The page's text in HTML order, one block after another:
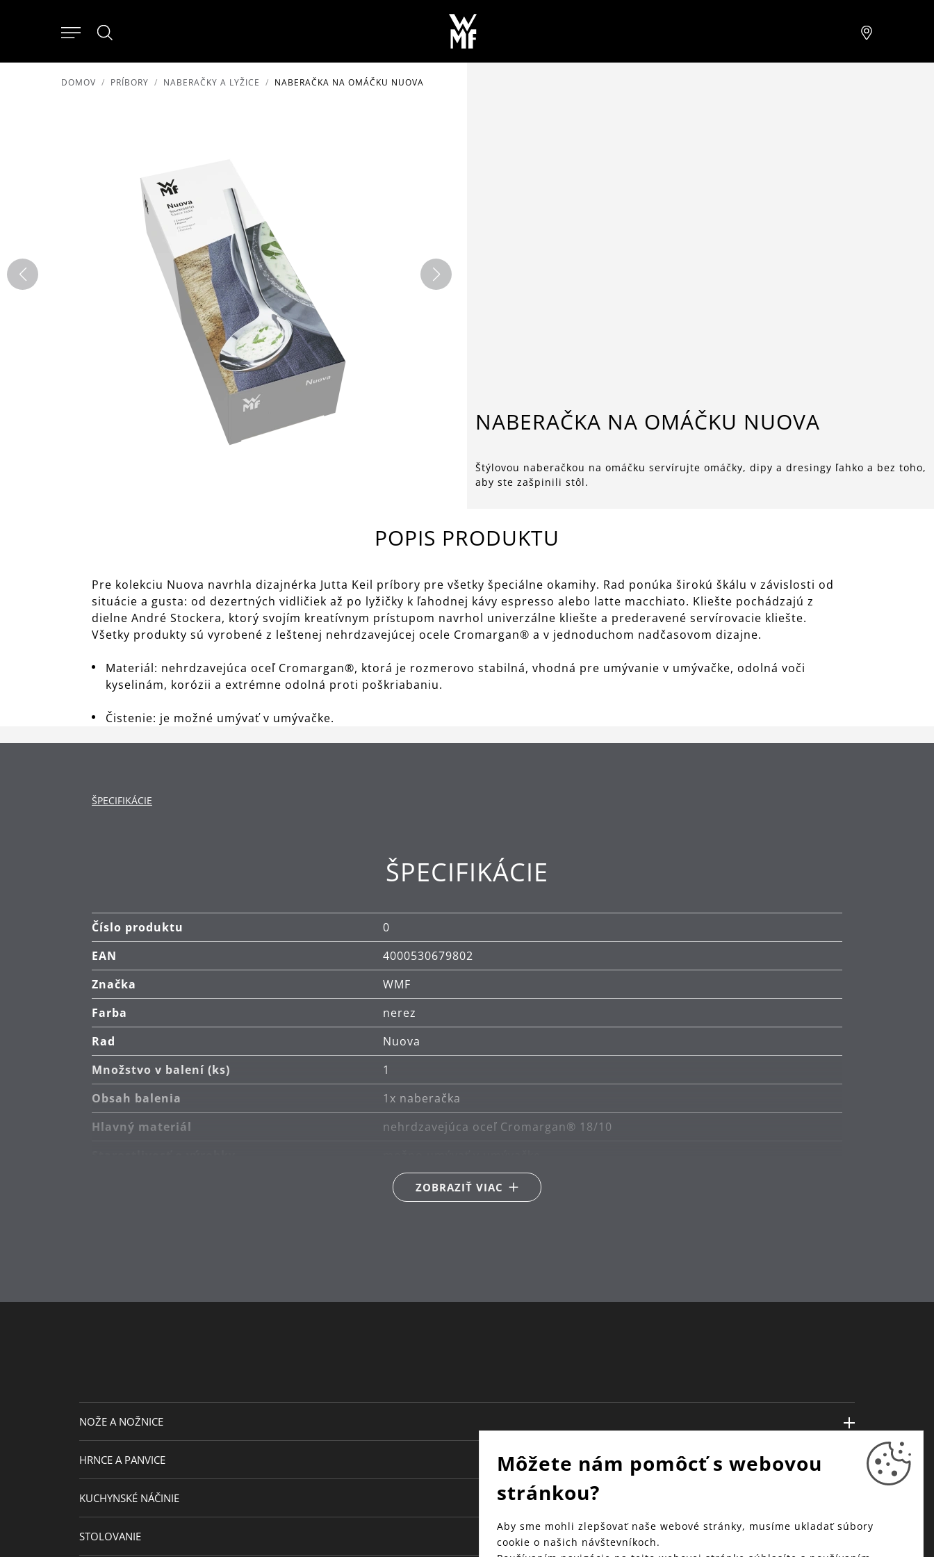
DOMOV PRÍBORY NABERAČKY A LYŽICE NABERAČKA NA OMÁČKU NUOVA
NABERAČKA NA OMÁČKU NUOVA
Štýlovou naberačkou na omáčku servírujte omáčky, dipy a dresingy ľahko a bez toho,
aby ste zašpinili stôl.
POPIS PRODUKTU
Pre kolekciu Nuova navrhla dizajnérka Jutta Keil príbory pre všetky špeciálne okamihy. Rad ponúka širokú škálu v závislosti od
situácie a gusta: od dezertných vidličiek až po lyžičky k ľahodnej kávy espresso alebo latte macchiato. Kliešte pochádzajú z
dielne André Stockera, ktorý svojím kreatívnym prístupom navrhol univerzálne kliešte a prederavené servírovacie kliešte.
Všetky produkty sú vyrobené z leštenej nehrdzavejúcej ocele Cromargan® a v jednoduchom nadčasovom dizajne.
Materiál: nehrdzavejúca oceľ Cromargan®, ktorá je rozmerovo stabilná, vhodná pre umývanie v umývačke, odolná voči
kyselinám, korózii a extrémne odolná proti poškriabaniu.
Čistenie: je možné umývať v umývačke.
ŠPECIFIKÁCIE
ŠPECIFIKÁCIE
Číslo produktu
0
EAN
4000530679802
Značka
WMF
Farba
nerez
Rad
Nuova
Množstvo v balení (ks)
1
Obsah balenia
1x naberačka
Hlavný materiál
nehrdzavejúca oceľ Cromargan® 18/10
18
ZOBRAZIŤ VIAC
NOŽE A NOŽNICE
HRNCE A PANVICE
KUCHYNSKÉ NÁČINIE
STOLOVANIE
Môžete nám pomôcť s webovou
stránkou?
Aby sme mohli zlepšovať naše webové stránky, musíme ukladať súbory
cookie o našich návštevníkoch.